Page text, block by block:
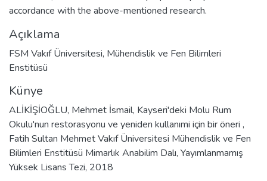
accordance with the above-mentioned research.
Açıklama
FSM Vakıf Üniversitesi, Mühendislik ve Fen Bilimleri
Enstitüsü
Künye
ALİKİŞİOĞLU, Mehmet İsmail, Kayseri'deki Molu Rum
Okulu'nun restorasyonu ve yeniden kullanımi için bir öneri ,
Fatih Sultan Mehmet Vakıf Üniversitesi Mühendislik ve Fen
Bilimleri Enstitüsü Mimarlık Anabilim Dalı, Yayımlanmamış
Yüksek Lisans Tezi, 2018